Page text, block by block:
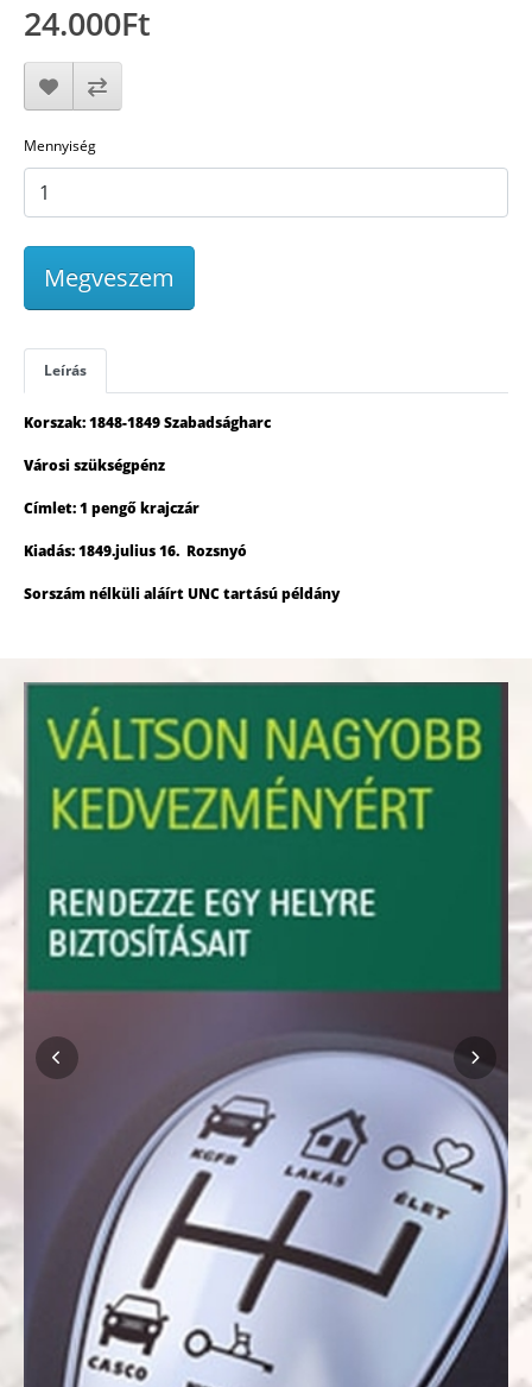
24.000Ft
Mennyiség
Megveszem
Leírás
Korszak: 1848-1849 Szabadságharc
Városi szükségpénz
Címlet: 1 pengő krajczár
Kiadás: 1849.julius 16. Rozsnyó
Sorszám nélküli aláírt UNC tartású példány